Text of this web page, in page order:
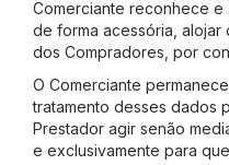
Comerciante reconhece e
de forma acessória, alojar
dos Compradores, por
O Comerciante
tratamento desses dados
Prestador agir senão
e exclusivamente para